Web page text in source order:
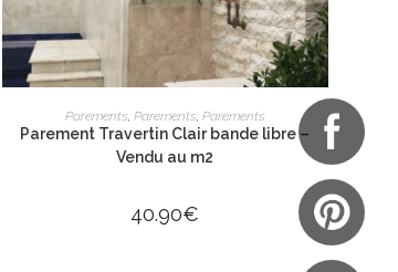
AJOUTER AU PANIER
Parements Parements Parements
Parement Travertin Clair bande libre –
Vendu au m2
40.90€